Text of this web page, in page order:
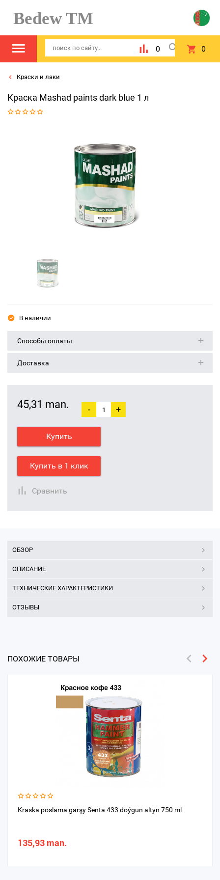
Bedew TM
0 0
Краски и лаки
Краска Mashad paints dark blue 1 л
В наличии
Способы оплаты
Доставка
45,31 man. - +
Купить
Купить в 1 клик
Сравнить
ОБЗОР
ОПИСАНИЕ
ТЕХНИЧЕСКИЕ ХАРАКТЕРИСТИКИ
ОТЗЫВЫ
ПОХОЖИЕ ТОВАРЫ
Kraska poslama garşy Senta 433 doýgun altyn 750 ml
135,93 man.